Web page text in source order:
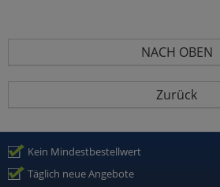
NACH OBEN
Zurück
Kein Mindestbestellwert
Täglich neue Angebote